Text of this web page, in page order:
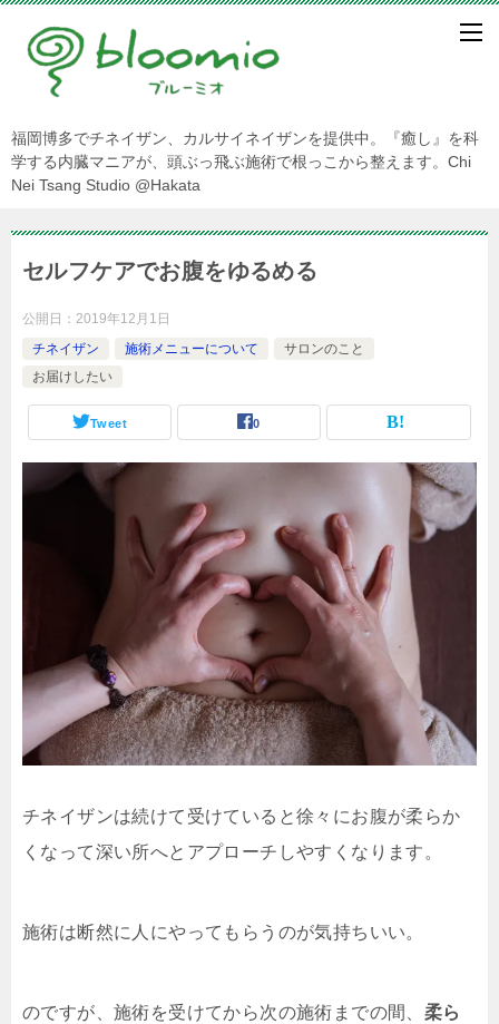
福岡博多でチネイザン、カルサイネイザンを提供中。『癒し』を科
学する内臓マニアが、頭ぶっ飛ぶ施術で根っこから整えます。Chi
Nei Tsang Studio @Hakata
セルフケアでお腹をゆるめる
公開日： 2019年12月1日
チネイザン
施術メニューについて
サロンのこと
お届けしたい
Tweet 0
チネイザンは続けて受けていると徐々にお腹が柔らか
くなって深い所へとアプローチしやすくなります。
施術は断然に人にやってもらうのが気持ちいい。
のですが、施術を受けてから次の施術までの間、 柔ら